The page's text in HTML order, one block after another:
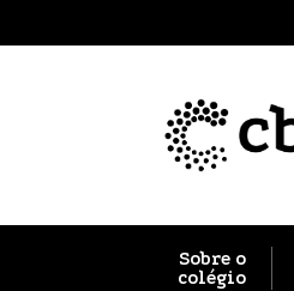
Sobre o
colégio